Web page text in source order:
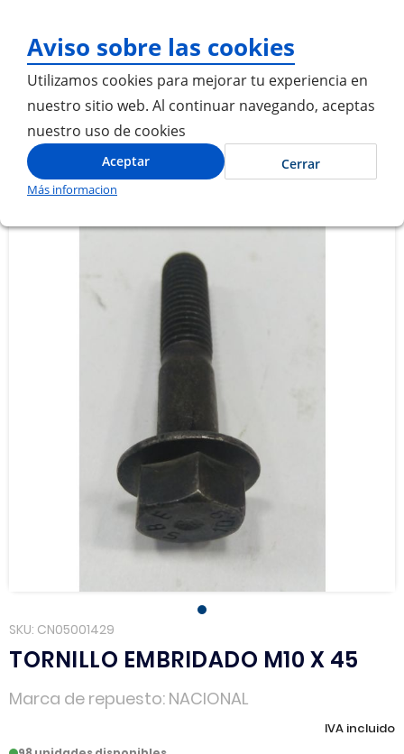
Aviso sobre las cookies
Utilizamos cookies para mejorar tu experiencia en
nuestro sitio web. Al continuar navegando, aceptas
nuestro uso de cookies
Aceptar Cerrar
Más informacion
Inicio TORNILLO EMBRIDADO M10 X 45
SKU CN05001429
TORNILLO EMBRIDADO M10 X 45
Marca de repuesto NACIONAL
IVA incluido